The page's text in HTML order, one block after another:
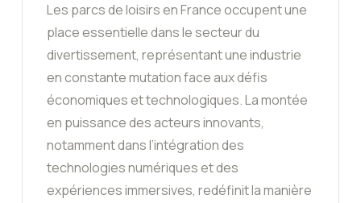
Les parcs de loisirs en France occupent une
place essentielle dans le secteur du
divertissement, représentant une industrie
en constante mutation face aux défis
économiques et technologiques. La montée
en puissance des acteurs innovants,
notamment dans l’intégration des
technologies numériques et des
expériences immersives, redéfinit la manière